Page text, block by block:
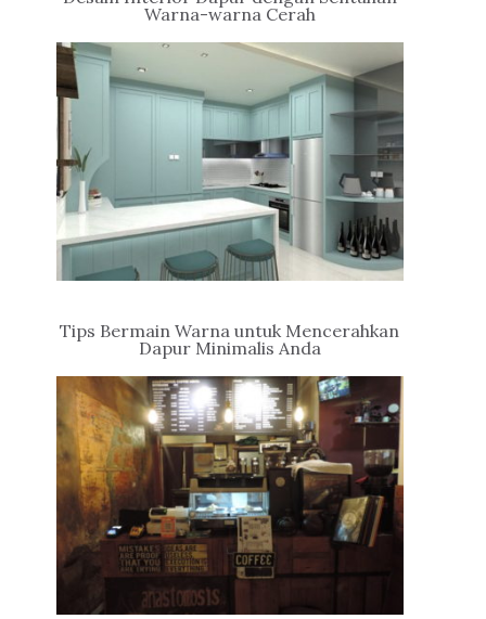
Warna-warna Cerah
Tips Bermain Warna untuk Mencerahkan
Dapur Minimalis Anda